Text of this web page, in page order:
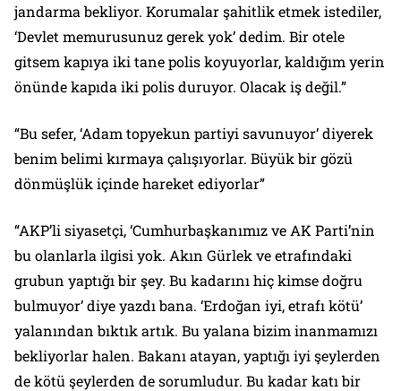
jandarma bekliyor. Korumalar şahitlik etmek istediler,
‘Devlet memurusunuz gerek yok’ dedim. Bir otele
gitsem kapıya iki tane polis koyuyorlar, kaldığım yerin
önünde kapıda iki polis duruyor. Olacak iş değil.”
“Bu sefer, ‘Adam topyekun partiyi savunuyor’ diyerek
benim belimi kırmaya çalışıyorlar. Büyük bir gözü
dönmüşlük içinde hareket ediyorlar”
“AKP’li siyasetçi, ‘Cumhurbaşkanımız ve AK Parti’nin
bu olanlarla ilgisi yok. Akın Gürlek ve etrafındaki
grubun yaptığı bir şey. Bu kadarını hiç kimse doğru
bulmuyor’ diye yazdı bana. ‘Erdoğan iyi, etrafı kötü’
yalanından bıktık artık. Bu yalana bizim inanmamızı
bekliyorlar halen. Bakanı atayan, yaptığı iyi şeylerden
de kötü şeylerden de sorumludur. Bu kadar katı bir